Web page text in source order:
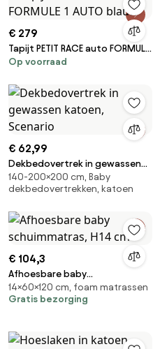
€ 279
Tapijt PETIT RACE auto FORMULE
1 AUTO blauw
Op voorraad
€ 62,99
Dekbedovertrek in gewassen
katoen, Scenario
140-200×200 cm, Baby
dekbedovertrekken, katoen
€ 104,3
Afhoesbare baby
schuimmatras, H14 cm
14×60×120 cm, foam matrassen
Gratis bezorging